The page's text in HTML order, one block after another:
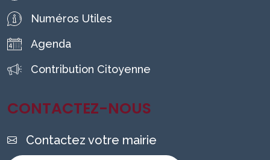
Numéros Utiles
Agenda
Contribution Citoyenne
CONTACTEZ-NOUS
Contactez votre mairie